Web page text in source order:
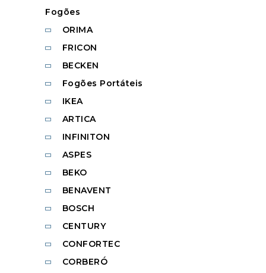
Fogões
ORIMA
FRICON
BECKEN
Fogões Portáteis
IKEA
ARTICA
INFINITON
ASPES
BEKO
BENAVENT
BOSCH
CENTURY
CONFORTEC
CORBERÓ